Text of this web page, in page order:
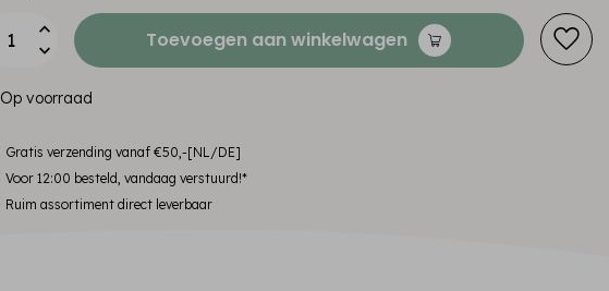
Toevoegen aan winkelwagen
Op voorraad
Gratis verzending vanaf €50,-[NL/DE]
Voor 12:00 besteld, vandaag verstuurd!*
Ruim assortiment direct leverbaar